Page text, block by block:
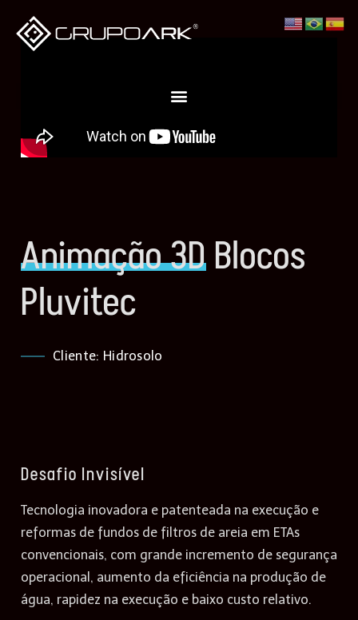
Animação 3D Blocos
Pluvitec
Cliente: Hidrosolo
Desafio Invisível
Tecnologia inovadora e patenteada na execução e
reformas de fundos de filtros de areia em ETAs
convencionais, com grande incremento de segurança
operacional, aumento da eficiência na produção de
água, rapidez na execução e baixo custo relativo.